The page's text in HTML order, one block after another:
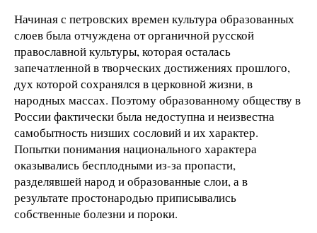
Начиная с петровских времен культура образованных
слоев была отчуждена от органичной русской
православной культуры, которая осталась
запечатленной в творческих достижениях прошлого,
дух которой сохранялся в церковной жизни, в
народных массах. Поэтому образованному обществу в
России фактически была недоступна и неизвестна
самобытность низших сословий и их характер.
Попытки понимания национального характера
оказывались бесплодными из-за пропасти,
разделявшей народ и образованные слои, а в
результате простонародью приписывались
собственные болезни и пороки.